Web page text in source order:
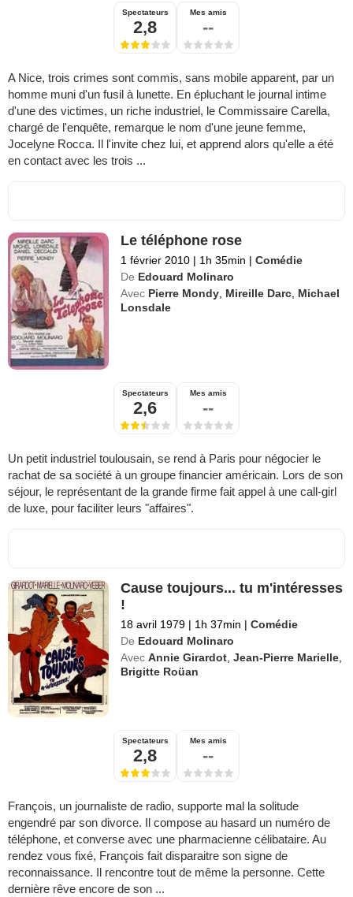
Spectateurs
2,8
Mes amis
--
A Nice, trois crimes sont commis, sans mobile apparent, par un
homme muni d'un fusil à lunette. En épluchant le journal intime
d'une des victimes, un riche industriel, le Commissaire Carella,
chargé de l'enquête, remarque le nom d'une jeune femme,
Jocelyne Rocca. Il l'invite chez lui, et apprend alors qu'elle a été
en contact avec les trois ...
Le téléphone rose
1 février 2010 | 1h 35min | Comédie
De Edouard Molinaro
Avec Pierre Mondy Mireille Darc Michael
Lonsdale
Spectateurs
2,6
Mes amis
--
Un petit industriel toulousain, se rend à Paris pour négocier le
rachat de sa société à un groupe financier américain. Lors de son
séjour, le représentant de la grande firme fait appel à une call-girl
de luxe, pour faciliter leurs "affaires".
Cause toujours... tu m'intéresses
!
18 avril 1979 | 1h 37min | Comédie
De Edouard Molinaro
Avec Annie Girardot,Jean-Pierre Marielle,
Brigitte Roüan
Spectateurs
2,8
Mes amis
--
François, un journaliste de radio, supporte mal la solitude
engendré par son divorce. Il compose au hasard un numéro de
téléphone, et converse avec une pharmacienne célibataire. Au
rendez vous fixé, François fait disparaitre son signe de
reconnaissance. Il rencontre tout de même la personne. Cette
dernière rêve encore de son ...